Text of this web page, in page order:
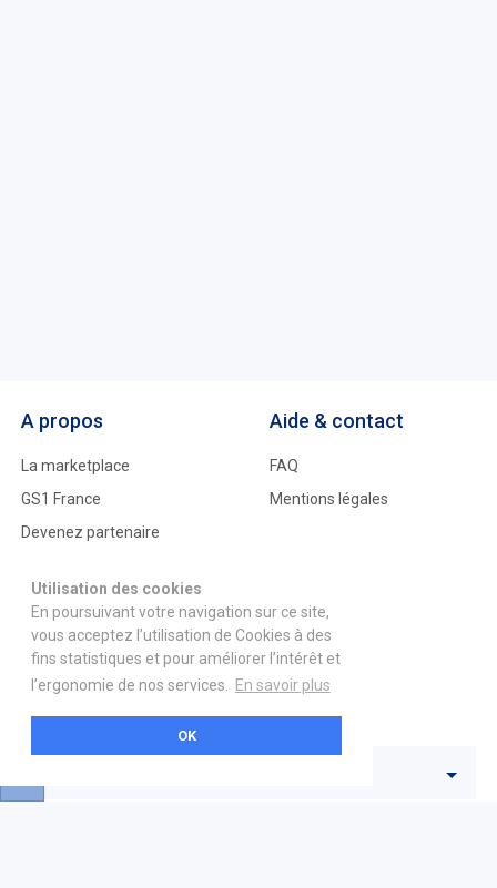
Utilisation des cookies
En poursuivant votre navigation sur ce site,
vous acceptez l’utilisation de Cookies à des
fins statistiques et pour améliorer l’intérêt et
l’ergonomie de nos services.
En savoir plus
OK
A propos
La marketplace
GS1 France
Devenez partenaire
Aide & contact
FAQ
Mentions légales
21 boulevard Haussmann
01 40 22 18 00
services.premium@gs1fr.org